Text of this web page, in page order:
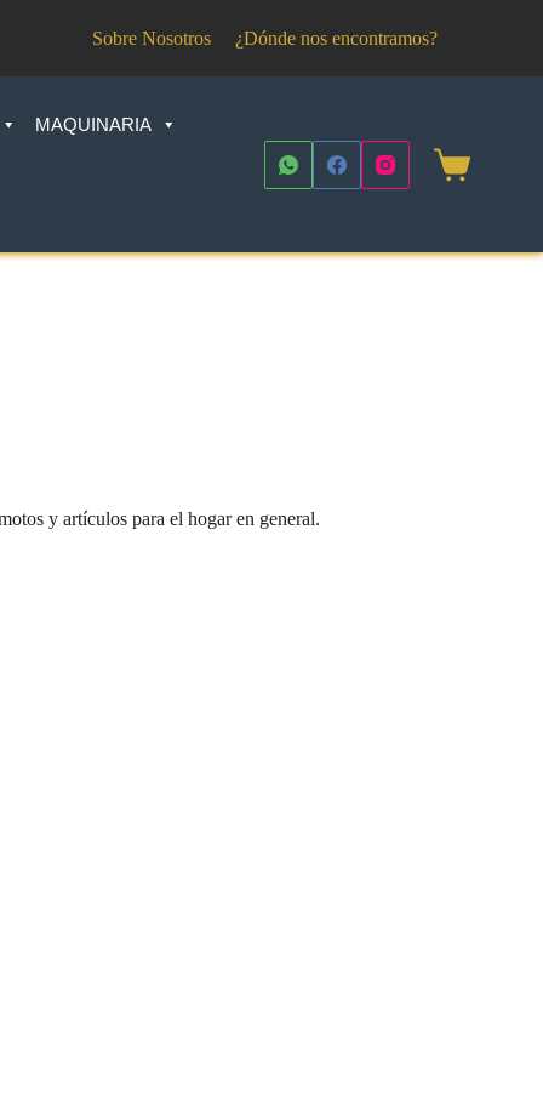
Sobre Nosotros ¿Dónde nos encontramos?
MAQUINARIA
Shopping
y artículos para el hogar en general.